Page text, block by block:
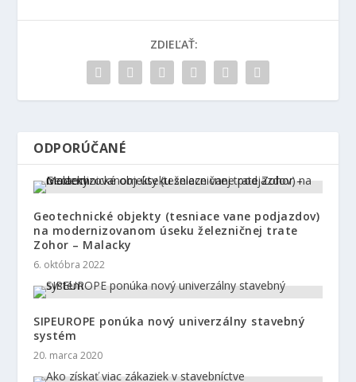
ZDIEĽAŤ:
ODPORÚČANÉ
Geotechnické objekty (tesniace vane podjazdov)
na modernizovanom úseku železničnej trate
Zohor – Malacky
6. októbra 2022
SIPEUROPE ponúka nový univerzálny stavebný
systém
20. marca 2020